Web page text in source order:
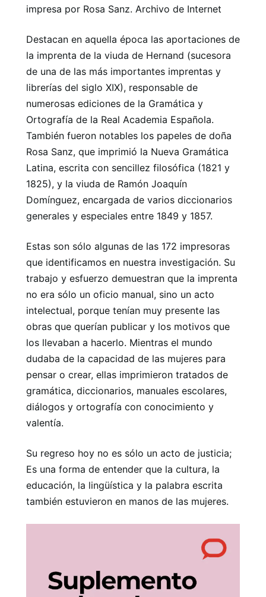
impresa por Rosa Sanz. Archivo de Internet
Destacan en aquella época las aportaciones de
la imprenta de la viuda de Hernand (sucesora
de una de las más importantes imprentas y
librerías del siglo XIX), responsable de
numerosas ediciones de la Gramática y
Ortografía de la Real Academia Española.
También fueron notables los papeles de doña
Rosa Sanz, que imprimió la Nueva Gramática
Latina, escrita con sencillez filosófica (1821 y
1825), y la viuda de Ramón Joaquín
Domínguez, encargada de varios diccionarios
generales y especiales entre 1849 y 1857.
Estas son sólo algunas de las 172 impresoras
que identificamos en nuestra investigación. Su
trabajo y esfuerzo demuestran que la imprenta
no era sólo un oficio manual, sino un acto
intelectual, porque tenían muy presente las
obras que querían publicar y los motivos que
los llevaban a hacerlo. Mientras el mundo
dudaba de la capacidad de las mujeres para
pensar o crear, ellas imprimieron tratados de
gramática, diccionarios, manuales escolares,
diálogos y ortografía con conocimiento y
valentía.
Su regreso hoy no es sólo un acto de justicia;
Es una forma de entender que la cultura, la
educación, la lingüística y la palabra escrita
también estuvieron en manos de las mujeres.